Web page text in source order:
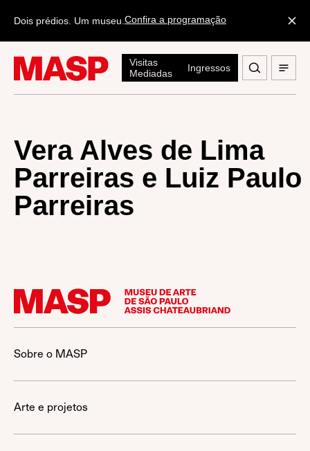
Dois prédios. Um museu. Confira a programação
Visitas
Mediadas
Ingressos
Vera Alves de Lima
Parreiras e Luiz Paulo
Parreiras
Sobre o MASP
Arte e projetos